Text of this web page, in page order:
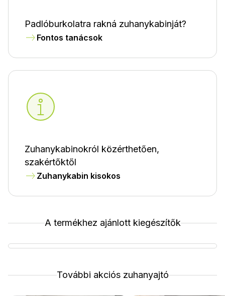
Padlóburkolatra rakná zuhanykabinját?
Fontos tanácsok
Zuhanykabinokról közérthetően,
szakértőktől
Zuhanykabin kisokos
A termékhez ajánlott kiegészítők
További akciós zuhanyajtó